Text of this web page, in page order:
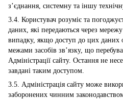
з’єднання, системну та іншу
3.4. Користувач розуміє та
даних, які передаються через
випадку, якщо доступ до цих даних
межами засобів зв’язку, що
Адміністрації сайту. Остання не
завдані таким доступом.
3.5. Адміністрація сайту може
заборонених чинним